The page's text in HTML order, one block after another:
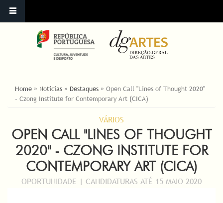
ESTÁ AQUI
Home » Notícias » Destaques » Open Call "Lines of Thought 2020"
- Czong Institute for Contemporary Art (CICA)
VÁRIOS
OPEN CALL "LINES OF THOUGHT
2020" - CZONG INSTITUTE FOR
CONTEMPORARY ART (CICA)
OPORTUNIDADE | CANDIDATURAS ATÉ 15 MAIO 2020